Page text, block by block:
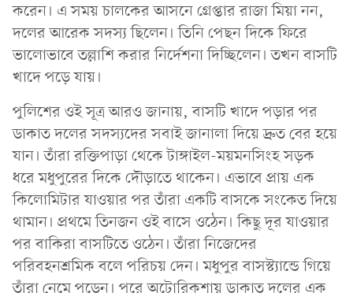
করেন। এ সময় চালকের আসনে গ্রেপ্তার রাজা মিয়া নন,
দলের আরেক সদস্য ছিলেন। তিনি পেছন দিকে ফিরে
ভালোভাবে তল্লাশি করার নির্দেশনা দিচ্ছিলেন। তখন বাসটি
খাদে পড়ে যায়।
পুলিশের ওই সূত্র আরও জানায়, বাসটি খাদে পড়ার পর
ডাকাত দলের সদস্যদের সবাই জানালা দিয়ে দ্রুত বের হয়ে
যান। তাঁরা রক্তিপাড়া থেকে টাঙ্গাইল-ময়মনসিংহ সড়ক
ধরে মধুপুরের দিকে দৌড়াতে থাকেন। এভাবে প্রায় এক
কিলোমিটার যাওয়ার পর তাঁরা একটি বাসকে সংকেত দিয়ে
থামান। প্রথমে তিনজন ওই বাসে ওঠেন। কিছু দূর যাওয়ার
পর বাকিরা বাসটিতে ওঠেন। তাঁরা নিজেদের
পরিবহনশ্রমিক বলে পরিচয় দেন। মধুপুর বাসস্ট্যান্ডে গিয়ে
তাঁরা নেমে পড়েন। পরে অটোরিকশায় ডাকাত দলের এক